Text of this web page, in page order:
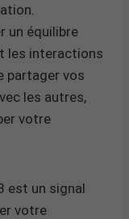
un équilibre
les interactions
partager vos
les autres,
votre
est un signal
votre